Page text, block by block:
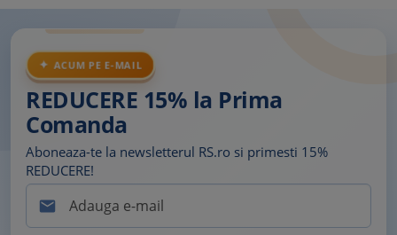
ACUM PE E-MAIL
REDUCERE 15% la Prima
Comanda
Aboneaza-te la newsletterul RS.ro si primesti 15%
REDUCERE!
